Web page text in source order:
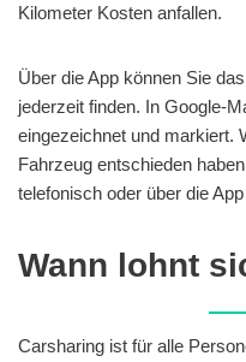
Kilometer Kosten anfallen.
Über die App können Sie
jederzeit finden. In Google-
eingezeichnet und markiert.
Fahrzeug entschieden
telefonisch oder über die
Wann lohnt
Carsharing ist für alle